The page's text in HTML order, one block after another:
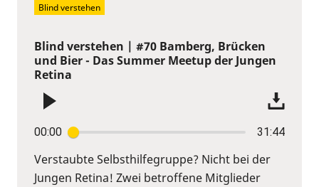
Blind verstehen | #70 Bamberg, Brücken
und Bier - Das Summer Meetup der Jungen
Retina
00:00 31:44
Verstaubte Selbsthilfegruppe? Nicht bei der
Jungen Retina! Zwei betroffene Mitglieder
Blind verstehen